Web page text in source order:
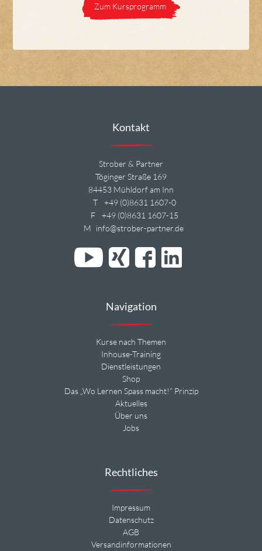
Zum Kursprogramm
Kontakt
Strober & Partner
Töginger Straße 169
84453 Mühldorf am Inn
T
+49 (0)8631 1607-0
F
+49 (0)8631 1607-15
M info@strober-partner.de
Navigation
Kurse nach Themen
Inhouse-Training
Dienstleistungen
Shop
Das „Wo Lernen Spass macht!“ Prinzip
Aktuelles
Über uns
Jobs
Rechtliches
Impressum
Datenschutz
AGB
Versandinformationen